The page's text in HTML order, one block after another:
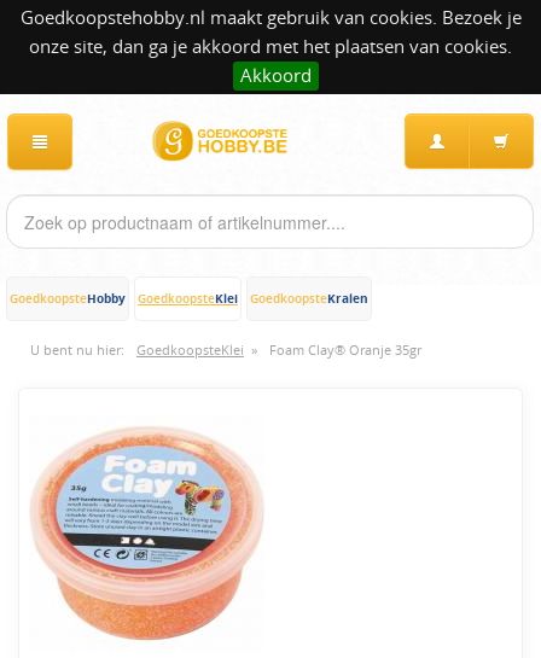
Goedkoopstehobby.nl maakt gebruik van cookies. Bezoek je
onze site, dan ga je akkoord met het plaatsen van cookies.
Akkoord
GoedkoopsteHobby GoedkoopsteKlei GoedkoopsteKralen
U bent nu hier: GoedkoopsteKlei » Foam Clay® Oranje 35gr